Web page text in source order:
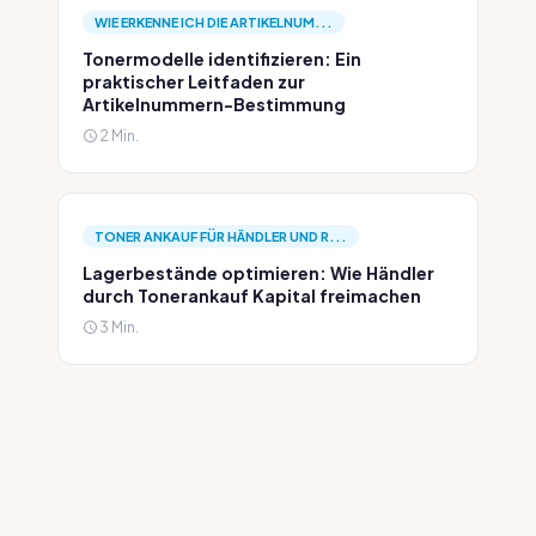
WIE ERKENNE ICH DIE ARTIKELNUM...
Tonermodelle identifizieren: Ein
praktischer Leitfaden zur
Artikelnummern-Bestimmung
2 Min.
TONER ANKAUF FÜR HÄNDLER UND R...
Lagerbestände optimieren: Wie Händler
durch Tonerankauf Kapital freimachen
3 Min.